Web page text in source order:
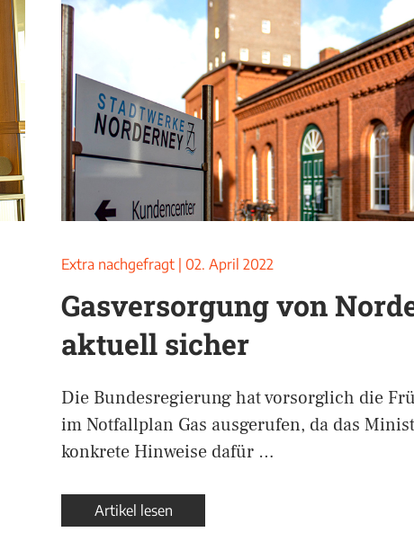
Extra nachgefragt 02. April 2022
Gasversorgung von
aktuell sicher
Die Bundesregierung hat vorsorglich die
im Notfallplan Gas ausgerufen, da das
konkrete Hinweise dafür …
Artikel lesen